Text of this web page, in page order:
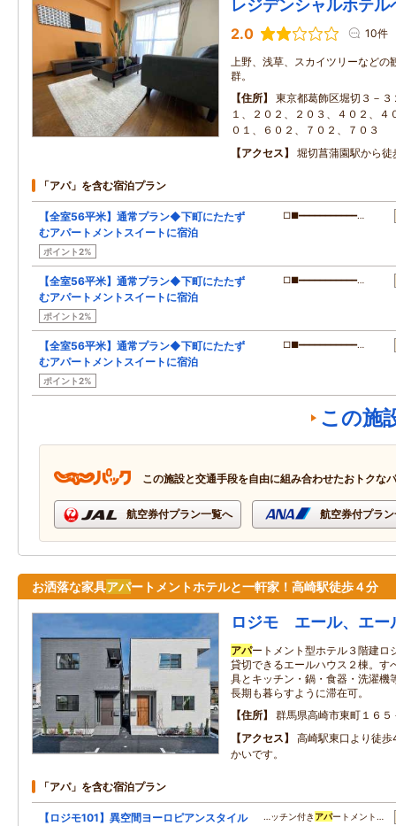
レジデンシャルホテル
2.0 10件
上野、浅草、スカイツリーなどの
群。
住所
東京都葛飾区堀切３－
１、２０２、２０３、４０２、４
０１、６０２、７０２、７０３
アクセス
堀切菖蒲園駅から徒
「アパ」を含む宿泊プラン
【全室56平米】通常プラン◆下町にたたず
むアパートメントスイートに宿泊
ポイント2%
□■━━━━━━━━━━━…
【全室56平米】通常プラン◆下町にたたず
むアパートメントスイートに宿泊
ポイント2%
□■━━━━━━━━━━━…
【全室56平米】通常プラン◆下町にたたず
むアパートメントスイートに宿泊
ポイント2%
□■━━━━━━━━━━━…
この施
この施設と交通手段を自由に組み合わせたおトクな
航空券付プラン一覧へ 航空券付プラ
お洒落な家具アパートメントホテルと一軒家！高崎駅徒歩４分
ロジモ エール、エー
アパートメント型ホテル３階建ロ
貸切できるエールハウス２棟。す
具とキッチン・鍋・食器・洗濯機
長期も暮らすように滞在可。
住所
群馬県高崎市東町１６５
アクセス
高崎駅東口より徒
かいです。
「アパ」を含む宿泊プラン
【ロジモ101】異空間ヨーロピアンスタイル
…ッチン付き アパートメント…